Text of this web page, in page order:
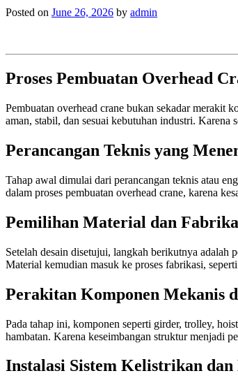
Posted on June 26, 2026 by admin
Proses Pembuatan Overhead
Pembuatan overhead crane bukan sekadar merakit
aman, stabil, dan sesuai kebutuhan industri. Karena
Perancangan Teknis yang
Tahap awal dimulai dari perancangan teknis atau
dalam proses pembuatan overhead crane, karena
Pemilihan Material dan
Setelah desain disetujui, langkah berikutnya adalah
Material kemudian masuk ke proses fabrikasi,
Perakitan Komponen Mekanis
Pada tahap ini, komponen seperti girder, trolley,
hambatan. Karena keseimbangan struktur menjadi
Instalasi Sistem Kelistrikan